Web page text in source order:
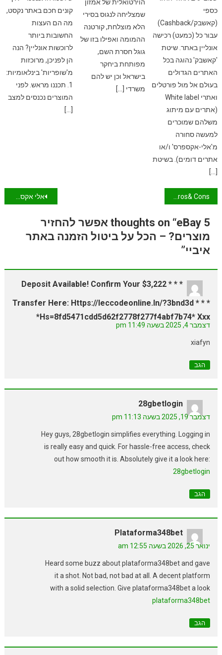
קונים חכם באתר נקסט,
מה הם העצות
החשובות ביותר
לרוכשות אונליין? הנה
הן לפניכן, מרוכזות
מ'שופריות' בינלאומיות:
1. תכננו מראש. לפני
המוצרים נכנסים למצב
[…]
הוירטואלית של אמזון
שמצליחה לנגוס בסירי
הלא מוצלחת, קורטנה
ההמומה ואפילו בזו של
גוגל חסרת השם,
מפותחת ביחקר
בישראל וכן יש להם
משרדי […]
כספי
(קאשבק/Cashback)
עבור כל (כמעט) רכישה
אונליין באתר. שיטת
'קאשבק' נהוגה בכל
האתרים הגדולים
בעולם אל מול פורטלים
ואתרי White label
(אתרים עם מיתוג
משלהם שמוכרים
למעשה סחורה
מ'אלי-אקספרס' ו/או
אתרים דומים). בשיטת
[…]
ניווט אלי אקספרס באנגלית – השוואת אתרי קאשבק Pros& Cons פיי-בק/Pay-back.co.il, יתרונות וחסרונות
5 thoughts on “eBay אפשר להחזיר
מוצרים? – הכל על ביטול הזמנה באתר
איביי”
* * * $3,222 Deposit Available! Confirm Your
Transfer Here: Https://ieccodeonline.in/?3bnd3d * * *
Hs=8fd5471cdd5d62f2778f277f4abf7b74* Ххх*
דצמבר 4, 2025 בשעה 11:49 pm
xiafyn
הגב
28gbetlogin
דצמבר 19, 2025 בשעה 11:13 pm
Hey guys, 28gbetlogin simplifies everything. Logging in
is really easy and quick. For hassle-free access, check
out how smooth it is. Absolutely give it a look here:
28gbetlogin
הגב
Plataforma348bet
ינואר 25, 2026 בשעה 12:55 am
Heard some buzz about plataforma348bet and gave
it a shot. Not bad, not bad at all. A decent platform
with a solid selection. Give plataforma348bet a look
plataforma348bet
הגב